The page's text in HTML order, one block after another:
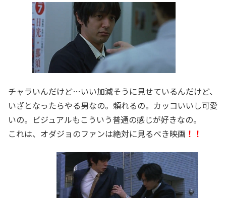
チャラいんだけど…いい加減そうに見せているんだけど、
いざとなったらやる男なの。頼れるの。カッコいいし可愛
いの。ビジュアルもこういう普通の感じが好きなの。
これは、オダジョのファンは絶対に見るべき映画 ！！